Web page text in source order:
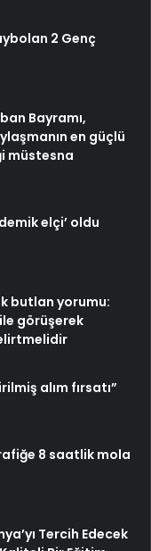
2 Genç
Bayramı,
en güçlü
müstesna
elçi’ oldu
butlan yorumu:
görüşerek
alım fırsatı”
8 saatlik mola
Tercih Edecek